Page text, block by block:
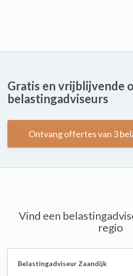
Gratis en vrijblijvende
belastingadviseurs
Ontvang offertes van 3
Vind een
regio
Belastingadviseur Zaandijk